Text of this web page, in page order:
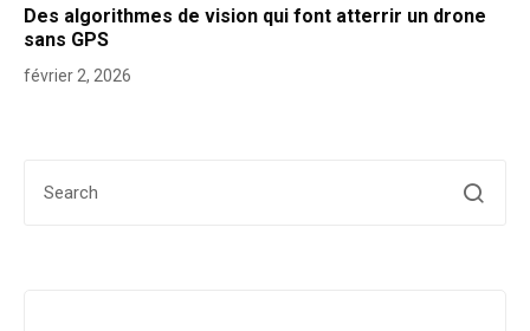
Des algorithmes de vision qui font atterrir un drone
sans GPS
février 2, 2026